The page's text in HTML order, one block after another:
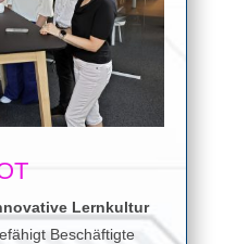
Lernkultur
Beschäftigte